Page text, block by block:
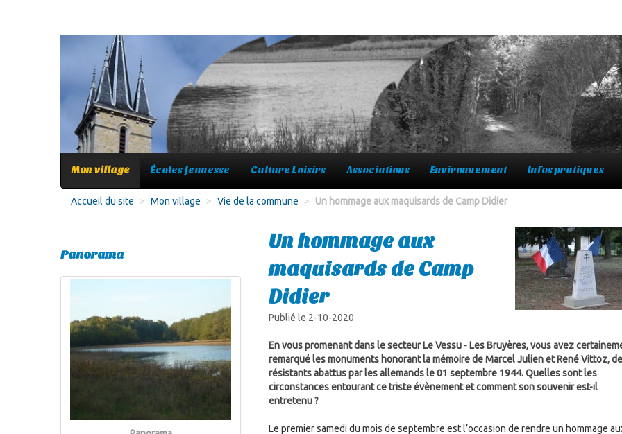
Mon village Écoles Jeunesse Culture Loisirs Associations Environnement Infos pratiques
Accueil du site > Mon village > Vie de la commune > Un hommage aux maquisards de Camp Didier
Un hommage aux
maquisards de Camp
Didier
Publié le 2-10-2020
En vous promenant dans le secteur Le Vessu - Les Bruyères, vous avez
remarqué les monuments honorant la mémoire de Marcel Julien et René Vittoz,
résistants abattus par les allemands le 01 septembre 1944. Quelles sont les
circonstances entourant ce triste évènement et comment son souvenir est-il
entretenu ?
Le premier samedi du mois de septembre est l’occasion de rendre un hommage
Panorama